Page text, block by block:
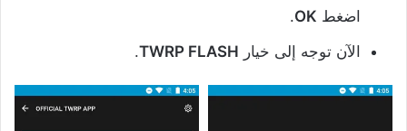
اضغط OK
.
الآن توجه إلى خيار TWRP FLASH
.